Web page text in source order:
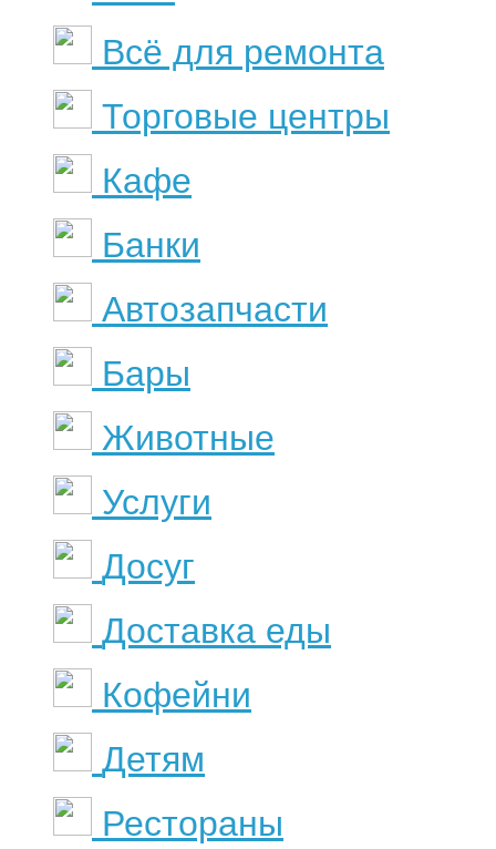
Всё для ремонта
Торговые центры
Кафе
Банки
Автозапчасти
Бары
Животные
Услуги
Досуг
Доставка еды
Кофейни
Детям
Рестораны